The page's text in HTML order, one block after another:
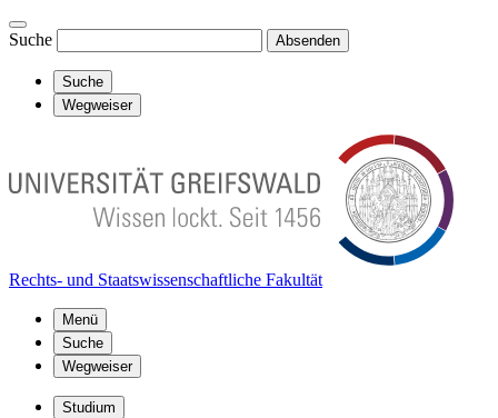
Suche Absenden
Suche
Wegweiser
Rechts- und Staatswissenschaftliche Fakultät
Menü
Suche
Wegweiser
Studium